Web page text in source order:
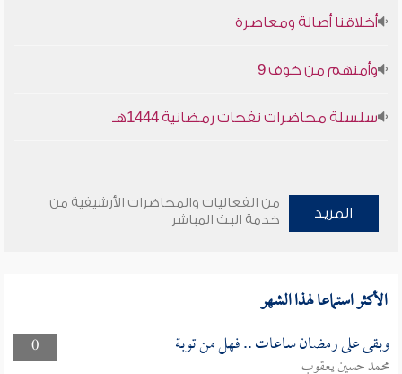
أخلاقنا أصالة ومعاصرة
وأمنهم من خوف 9
سلسلة محاضرات نفحات رمضانية 1444هـ
المزيد
من الفعاليات والمحاضرات الأرشيفية من
خدمة البث المباشر
الأكثر استماعا لهذا الشهر
0 وبقى على رمضان ساعات .. فهل من توبة
محمد حسين يعقوب